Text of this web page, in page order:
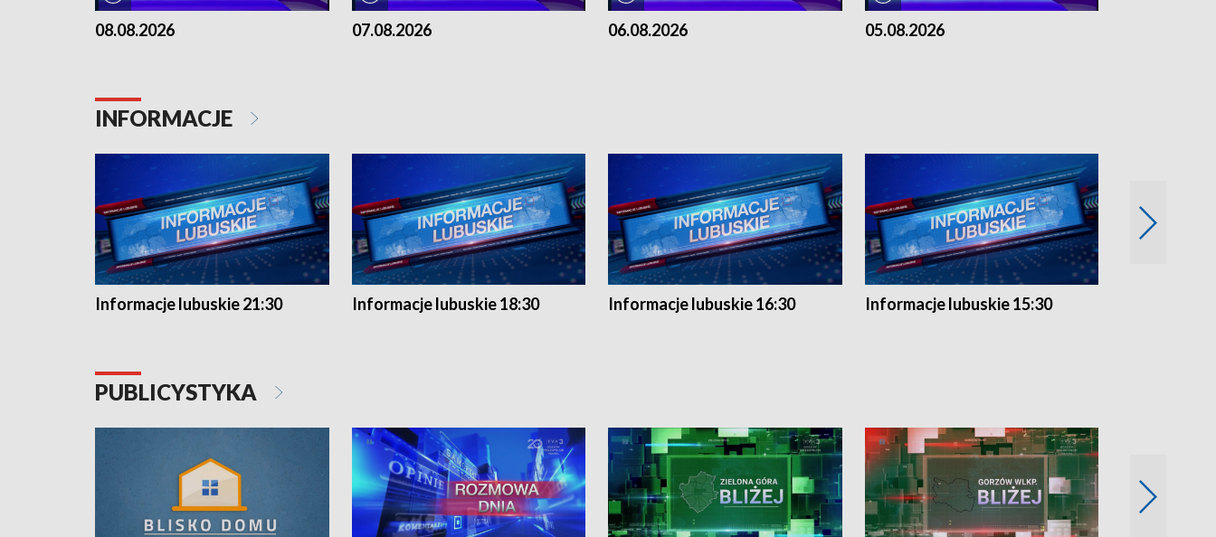
08.08.2026 07.08.2026 06.08.2026 05.08.2026
INFORMACJE
Informacje lubuskie 21:30 Informacje lubuskie 18:30 Informacje lubuskie 16:30 Informacje lubuskie 15:30
PUBLICYSTYKA